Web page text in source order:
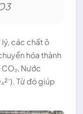
lý, các chất ô
hóa thành
Nước
Từ đó giúp